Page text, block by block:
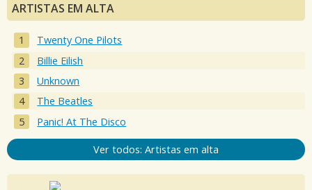
ARTISTAS EM ALTA
Twenty One Pilots
Billie Eilish
Unknown
The Beatles
Panic! At The Disco
Ver todos: Artistas em alta